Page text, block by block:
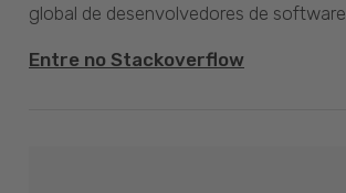
global de desenvolvedores de software.
Entre no Stackoverflow